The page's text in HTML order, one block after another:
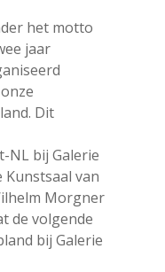
het motto
jaar
Dit
NL bij Galerie
Kunstsaal van
Morgner
de volgende
bij Galerie